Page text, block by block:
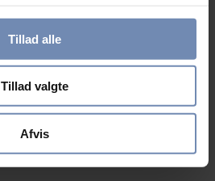
Tillad alle
Tillad valgte
Afvis